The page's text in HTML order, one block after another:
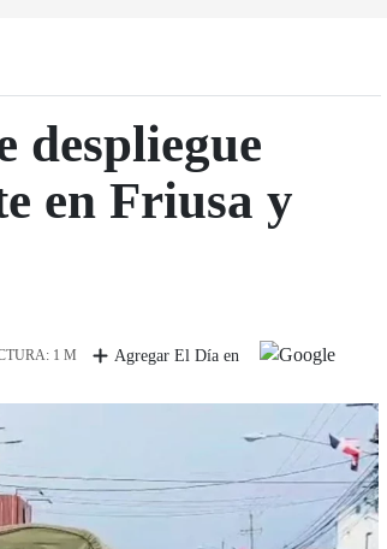
despliegue
en Friusa y
1 M Agregar El Día en